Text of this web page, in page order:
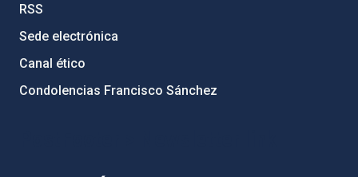
RSS
Sede electrónica
Canal ético
Condolencias Francisco Sánchez